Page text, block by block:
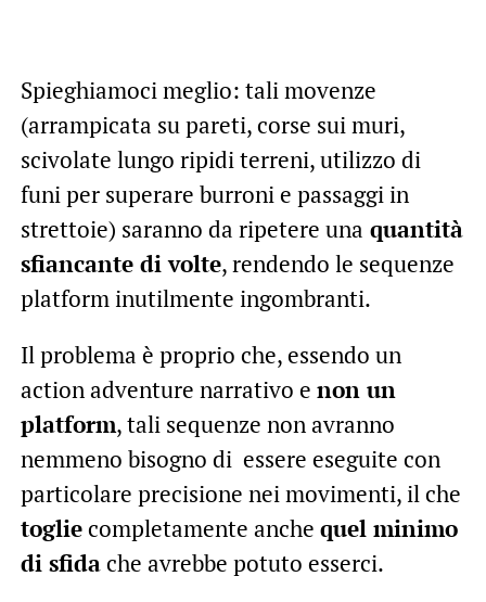
Spieghiamoci meglio: tali movenze
(arrampicata su pareti, corse sui muri,
scivolate lungo ripidi terreni, utilizzo di
funi per superare burroni e passaggi in
strettoie) saranno da ripetere una quantità
sfiancante di volte, rendendo le sequenze
platform inutilmente ingombranti.
Il problema è proprio che, essendo un
action adventure narrativo e non un
platform, tali sequenze non avranno
nemmeno bisogno di essere eseguite con
particolare precisione nei movimenti, il che
togliecompletamente anche quel minimo
di sfidache avrebbe potuto esserci.